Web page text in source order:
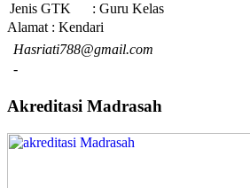
Jenis GTK
: Guru Kelas
Alamat : Kendari
Hasriati788@gmail.com
-
Akreditasi Madrasah